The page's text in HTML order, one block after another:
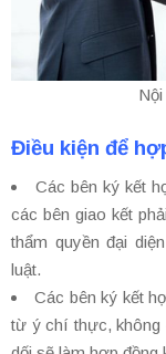
Điều kiện để
Các bên ký kết
các bên giao kết
thẩm quyền đại
luật.
Các bên ký kết
từ ý chí thực, không